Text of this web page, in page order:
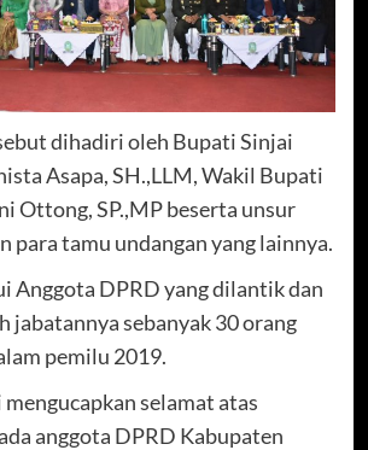
dihadiri oleh Bupati Sinjai
Asapa, SH.,LLM, Wakil Bupati
Ottong, SP.,MP beserta unsur
para tamu undangan yang lainnya.
Anggota DPRD yang dilantik dan
jabatannya sebanyak 30 orang
pemilu 2019.
selamat atas
anggota DPRD Kabupaten